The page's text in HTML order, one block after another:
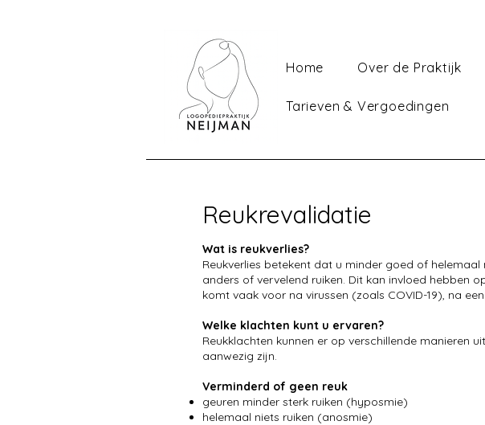
Home Over de Praktijk
Tarieven & Vergoedingen
Reukrevalidatie
Wat is reukverlies?
Reukverlies betekent dat u minder goed of
anders of vervelend ruiken. Dit kan invloed hebben
komt vaak voor na virussen (zoals COVID-19), na
Welke klachten kunt u ervaren?
Reukklachten kunnen er op verschillende manieren
aanwezig zijn.
Verminderd of geen reuk
geuren minder sterk ruiken (hyposmie)
helemaal niets ruiken (anosmie)